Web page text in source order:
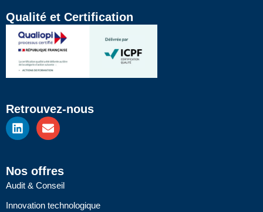
Qualité et Certification
Retrouvez-nous
L
i
e
d
i
n
E
n
l
o
p
e
Nos offres
Audit & Conseil
Innovation technologique